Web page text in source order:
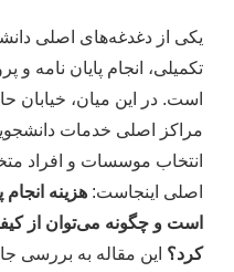
یکی از دغدغه‌های اصلی
تکمیلی، انجام پایان نامه و
است. در این میان، خیابان
مراکز اصلی خدمات
انتخاب موسسات و افراد
اصلی اینجاست: هزینه
است و چگونه می‌توان از
کرد؟ این مقاله به بررسی